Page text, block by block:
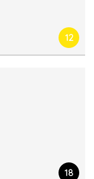
12
18